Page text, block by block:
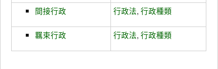
間接行政
行政法,行政種類
羈束行政 行政法,行政種類